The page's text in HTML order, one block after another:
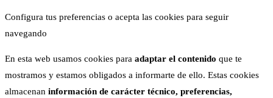
Configura tus preferencias o acepta las cookies para seguir
navegando
En esta web usamos cookies para adaptar el contenido que te
mostramos y estamos obligados a informarte de ello. Estas cookies
almacenan información de carácter técnico, preferencias,